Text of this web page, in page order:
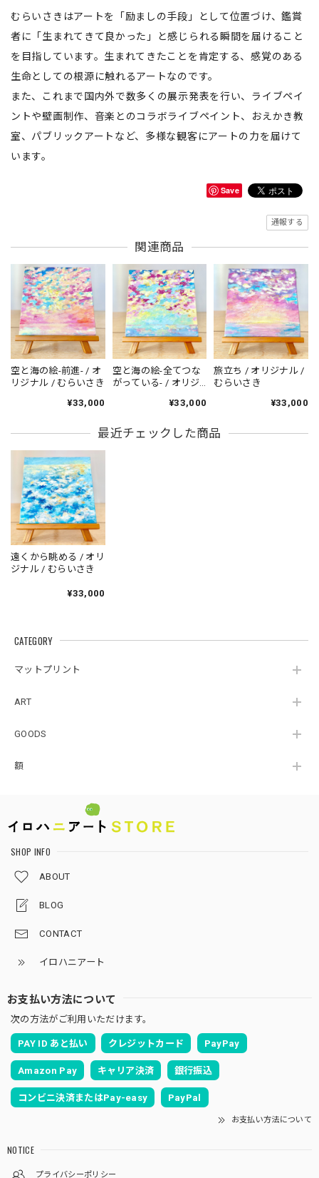
むらいさきはアートを「励ましの手段」として位置づけ、鑑賞
者に「生まれてきて良かった」と感じられる瞬間を届けること
を目指しています。生まれてきたことを肯定する、感覚のある
生命としての根源に触れるアートなのです。
また、これまで国内外で数多くの展示発表を行い、ライブペイ
ントや壁画制作、音楽とのコラボライブペイント、おえかき教
室、パブリックアートなど、多様な観客にアートの力を届けて
います。
Save
通報する
関連商品
空と海の絵-前進- / オ
リジナル / むらいさき
¥33,000
空と海の絵-全てつな
がっている- / オリジ
¥33,000
旅立ち / オリジナル /
むらいさき
¥33,000
最近チェックした商品
遠くから眺める / オリ
ジナル / むらいさき
¥33,000
CATEGORY
マットプリント
ART
GOODS
額
SHOP INFO
ABOUT
BLOG
CONTACT
イロハニアート
お支払い方法について
次の方法がご利用いただけます。
PAY ID あと払い クレジットカード PayPay
Amazon Pay キャリア決済 銀行振込
コンビニ決済またはPay-easy PayPal
お支払い方法について
NOTICE
プライバシーポリシー